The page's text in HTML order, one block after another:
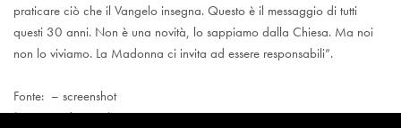
praticare ciò che il Vangelo insegna. Questo è il messaggio di tutti
questi 30 anni. Non è una novità, lo sappiamo dalla Chiesa. Ma noi
non lo viviamo. La Madonna ci invita ad essere responsabili”.
Fonte: – screenshot
(nostra traduzione)